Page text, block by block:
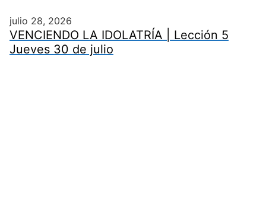
julio 28, 2026
VENCIENDO LA IDOLATRÍA | Lección 5
Jueves 30 de julio